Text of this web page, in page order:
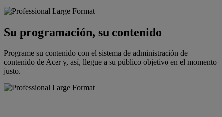
Su programación, su contenido
Programe su contenido con el sistema de administración de
contenido de Acer y, así, llegue a su público objetivo en el momento
justo.